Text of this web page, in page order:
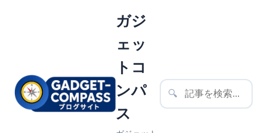
ガジ
ェッ
トコ
ンパ
ス
🔍